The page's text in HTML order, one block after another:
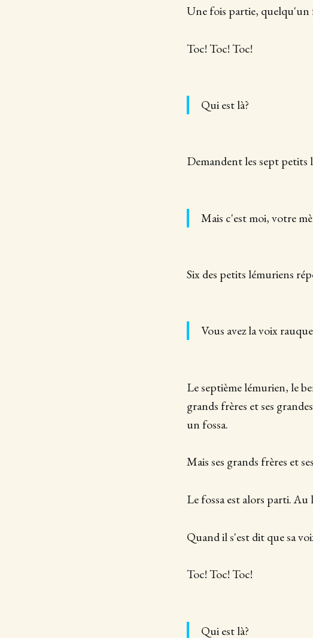
Une fois partie, quelqu'un
Toc! Toc! Toc!
Qui est là?
Demandent les sept petits
Mais c'est moi, votre
Six des petits lémuriens
Vous avez la voix
Le septième lémurien, le
grands frères et ses
un fossa.
Mais ses grands frères et
Le fossa est alors parti. Au
Quand il s'est dit que sa
Toc! Toc! Toc!
Qui est là?